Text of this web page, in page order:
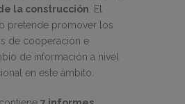
la construcción. El
pretende promover los
de cooperación e
de información a nivel
en este ámbito.